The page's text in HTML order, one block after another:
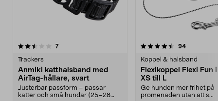
7recensioner
Trackers
Anmiki katthalsband med
AirTag-hållare, svart
Justerbar passform – passar
katter och små hundar (25–28
4.5 av 5 stjärnor 94recensioner
Koppel & halsband
Flexikoppel Flexi Fun
XS till L
Ge hunden mer frihet på
promenaden utan att s...
3.5 av 5 stjärnor